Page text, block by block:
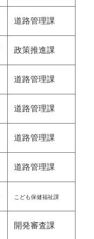
道路管理課
政策推進課
道路管理課
道路管理課
道路管理課
道路管理課
こども保健福祉課
開発審査課